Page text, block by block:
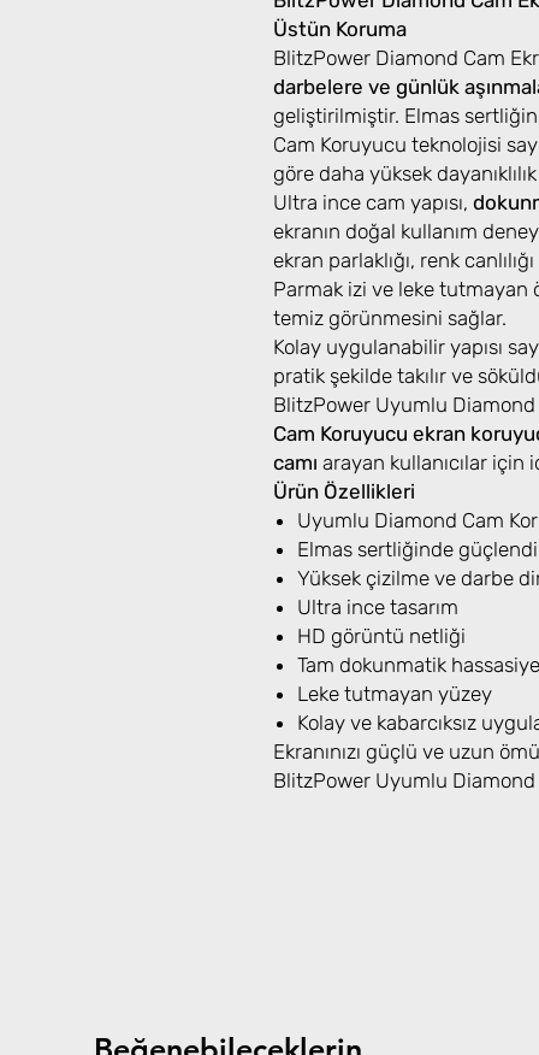
Üstün Koruma
BlitzPower Diamond Cam
darbelere ve günlük
geliştirilmiştir. Elmas
Cam Koruyucu teknolojisi
göre daha yüksek
Ultra ince cam yapısı,
ekranın doğal kullanım
ekran parlaklığı, renk
Parmak izi ve leke tutmayan
temiz görünmesini sağlar.
Kolay uygulanabilir yapısı
pratik şekilde takılır ve
BlitzPower Uyumlu
Cam Koruyucu ekran
camı arayan kullanıcılar için
Ürün Özellikleri
Uyumlu Diamond Cam
Elmas sertliğinde
Yüksek çizilme ve darbe
Ultra ince tasarım
HD görüntü netliği
Tam dokunmatik
Leke tutmayan yüzey
Kolay ve kabarcıksız
Ekranınızı güçlü ve uzun
BlitzPower Uyumlu